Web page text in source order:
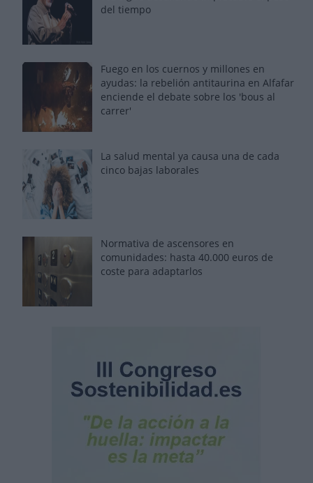
del tiempo
Fuego en los cuernos y millones en
ayudas: la rebelión antitaurina en Alfafar
enciende el debate sobre los 'bous al
carrer'
La salud mental ya causa una de cada
cinco bajas laborales
Normativa de ascensores en
comunidades: hasta 40.000 euros de
coste para adaptarlos